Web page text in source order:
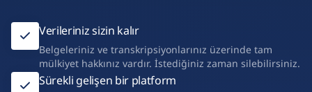
Verileriniz sizin kalır
Belgeleriniz ve transkripsiyonlarınız üzerinde tam
mülkiyet hakkınız vardır. İstediğiniz zaman silebilirsiniz.
Sürekli gelişen bir platform